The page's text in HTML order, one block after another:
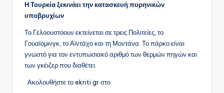
Η Τουρκία ξεκινάει την κατασκευή πυρηνικών
υποβρυχίων
Το Γέλοουστοουν εκτείνεται σε τρεις Πολιτείες, το
Γουαϊόμινγκ, το Αϊντάχο και τη Μοντάνα. Το πάρκο είναι
γνωστό για τον εντυπωσιακό αριθμό των θερμών πηγών και
των γκέιζερ που διαθέτει.
Ακολουθήστε το ekriti.gr στο